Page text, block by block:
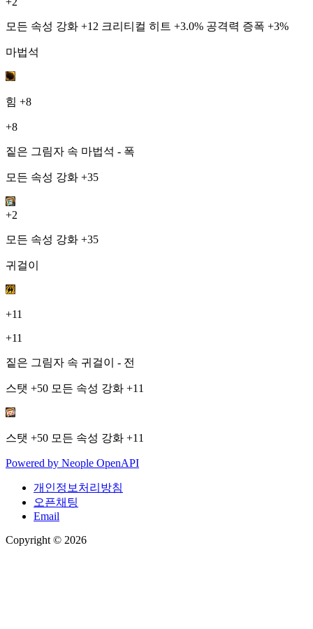
모든 속성 강화 +12 크리티컬 히트 +3.0% 공격력 증폭 +3%
마법석
힘 +8
+8
짙은 그림자 속 마법석 - 폭
모든 속성 강화 +35
+2
모든 속성 강화 +35
귀걸이
+11
+11
짙은 그림자 속 귀걸이 - 전
스탯 +50 모든 속성 강화 +11
스탯 +50 모든 속성 강화 +11
Powered by Neople OpenAPI
개인정보처리방침
오픈채팅
Email
Copyright © 2026